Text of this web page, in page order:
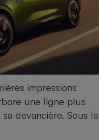
impressions
une ligne plus
devancière. Sous le